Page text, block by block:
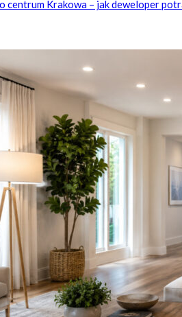
centrum Krakowa – jak deweloper